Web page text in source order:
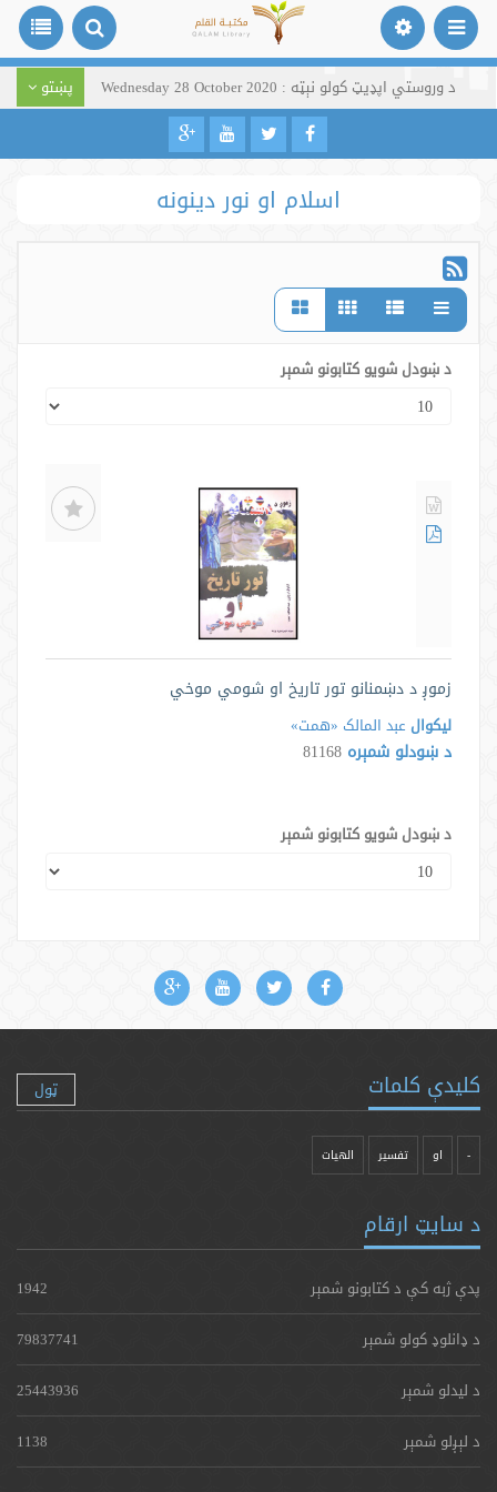
د وروستي اپډیټ کولو نېټه : Wednesday 28 October 2020 پښتو
اسلام او نور دینونه
د ښودل شویو کتابونو شمېر
زموږ د دښمنانو تور تاريخ او شومي موخي
لیکوال عبد المالک «همت»
د ښودلو شمېره 81168
د ښودل شویو کتابونو شمېر
کلیدې کلمات ټول
- او تفسیر الهیات
د سایټ ارقام
پدې ژبه کې د کتابونو شمېر
1942
د ډانلوډ کولو شمېر
79837741
د لیدلو شمېر
25443936
د لېږلو شمېر
1138